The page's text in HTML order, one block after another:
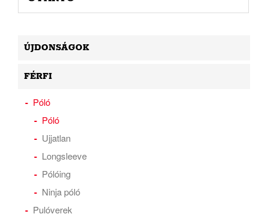
ÚJDONSÁGOK
FÉRFI
Póló
Póló
Ujjatlan
Longsleeve
Pólóing
Ninja póló
Pulóverek